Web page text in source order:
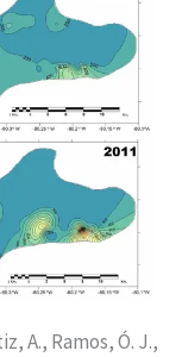
A., Ramos, Ó. J.,